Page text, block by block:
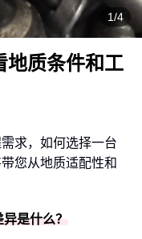
1/4
地质条件和工
求，如何选择一台
您从地质适配性和
是什么？